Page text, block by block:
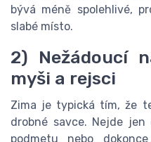
bývá méně spolehlivé,
slabé místo.
2) Nežádoucí
myši a rejsci
Zima je typická tím, že
drobné savce. Nejde
podmetu nebo